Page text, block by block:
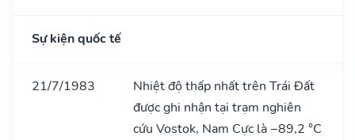
Sự kiện quốc tế
21/7/1983
Nhiệt độ thấp nhất trên Trái Đất
được ghi nhận tại trạm nghiên
cứu Vostok, Nam Cực là −89,2 °C